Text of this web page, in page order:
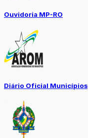
Ouvidoria MP-RO
Diário Oficial Municípios